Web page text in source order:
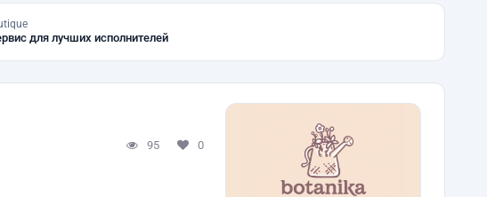
для лучших исполнителей
95 0